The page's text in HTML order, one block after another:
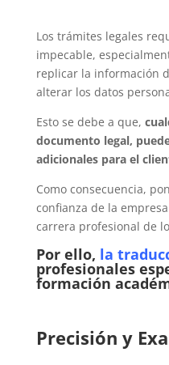
Los trámites legales
impecable,
replicar la información
alterar los datos
Esto se debe a que,
documento legal,
adicionales para el
Como consecuencia,
confianza de la
carrera profesional de
Por ello, la
profesionales
formación
Precisión y